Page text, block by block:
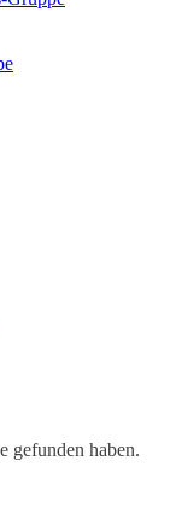
gefunden haben.